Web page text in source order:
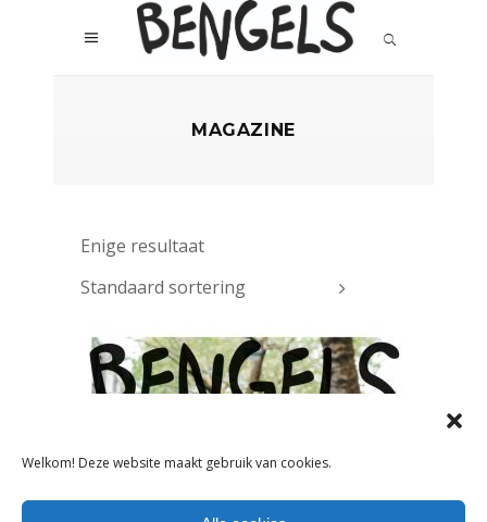
Welkom! Deze website maakt gebruik van cookies.
MAGAZINE
Enige resultaat
Standaard sortering